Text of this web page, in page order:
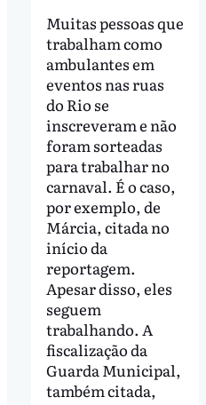
Muitas pessoas que
trabalham como
ambulantes em
eventos nas ruas
do Rio se
inscreveram e não
foram sorteadas
para trabalhar no
carnaval. É o caso,
por exemplo, de
Márcia, citada no
início da
reportagem.
Apesar disso, eles
seguem
trabalhando. A
fiscalização da
Guarda Municipal,
também citada,